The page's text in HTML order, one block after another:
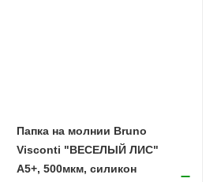
Папка на молнии Bruno
Visconti "ВЕСЕЛЫЙ ЛИС"
А5+, 500мкм, силикон